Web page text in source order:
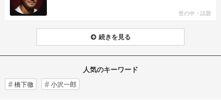
世の中・話題
続きを見る
人気のキーワード
橋下徹 小沢一郎